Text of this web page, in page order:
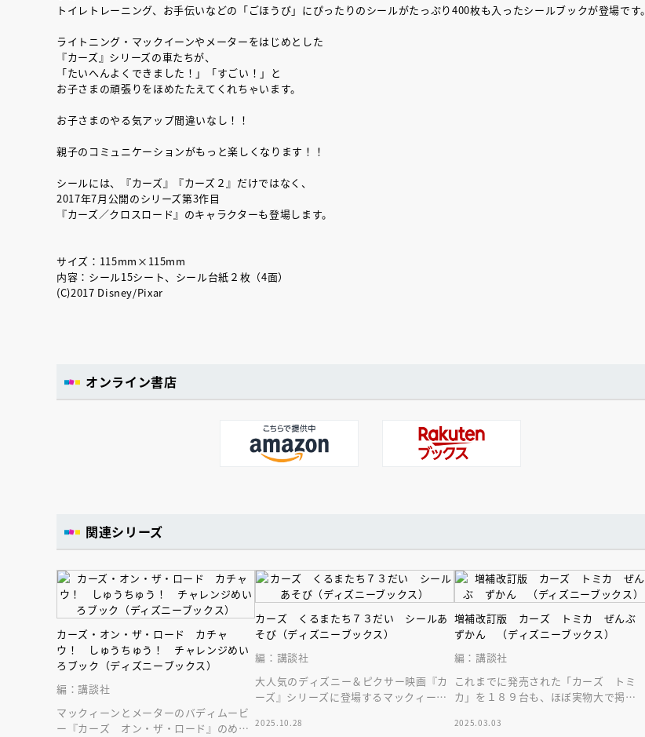
トイレトレーニング、お手伝いなどの「ごほうび」にぴったりのシールがたっぷり400枚も入ったシールブックが登場です。
ライトニング・マックイーンやメーターをはじめとした
『カーズ』シリーズの車たちが、
「たいへんよくできました！」「すごい！」と
お子さまの頑張りをほめたたえてくれちゃいます。
お子さまのやる気アップ間違いなし！！
親子のコミュニケーションがもっと楽しくなります！！
シールには、『カーズ』『カーズ２』だけではなく、
2017年7月公開のシリーズ第3作目
『カーズ／クロスロード』のキャラクターも登場します。
サイズ：115mm×115mm
内容：シール15シート、シール台紙２枚（4面）
(C)2017 Disney/Pixar
オンライン書店
関連シリーズ
カーズ・オン・ザ・ロード カチャ
ウ！ しゅうちゅう！ チャレンジめい
ろブック（ディズニーブックス）
編：講談社
マックィーンとメーターのバディムービ
ー『カーズ オン・ザ・ロード』のめい
カーズ くるまたち７３だい シールあ
そび（ディズニーブックス）
編：講談社
大人気のディズニー＆ピクサー映画『カ
ーズ』シリーズに登場するマックィーン
ールブックです。
2025.10.28
増補改訂版 カーズ トミカ ぜんぶ
ずかん （ディズニーブックス）
編：講談社
これまでに発売された「カーズ トミ
カ」を１８９台も、ほぼ実物大で掲
世界を旅できます！
2025.03.03
イト ＃４ 2026年９月30日発売決定！
2025.02.17